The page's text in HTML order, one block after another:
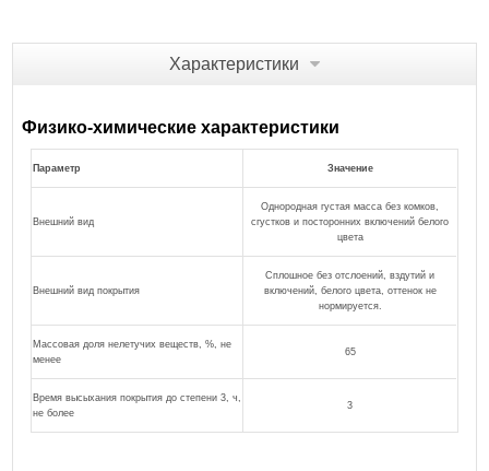
Характеристики
Физико-химические характеристики
Параметр Значение
Внешний вид
Однородная густая масса без комков,
сгустков и посторонних включений белого
цвета
Внешний вид покрытия
Сплошное без отслоений, вздутий и
включений, белого цвета, оттенок не
нормируется.
Массовая доля нелетучих веществ, %, не
менее
65
Время высыхания покрытия до степени 3, ч,
не более
3